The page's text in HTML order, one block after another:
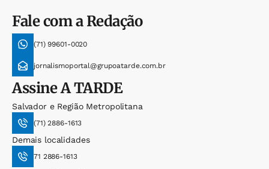
Fale com a Redação
(71) 99601-0020
jornalismoportal@grupoatarde.com.br
AssineA TARDE
Salvador e Região Metropolitana
(71) 2886-1613
Demais localidades
71 2886-1613